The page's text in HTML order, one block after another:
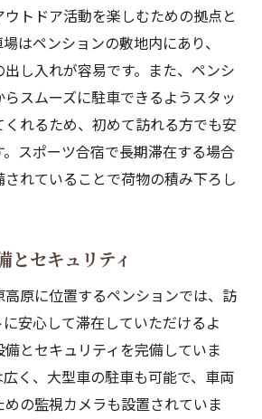
トドア活動を楽しむための拠点と
はペンションの敷地内にあり、
し入れが容易です。また、ペンシ
スムーズに駐車できるようスタッ
れるため、初めて訪れる方でも安
スポーツ合宿で長期滞在する場合
れていることで荷物の積み下ろし
とセキュリティ
原に位置するペンションでは、訪
安心して滞在していただけるよ
とセキュリティを完備していま
く、大型車の駐車も可能で、車両
の監視カメラも設置されていま